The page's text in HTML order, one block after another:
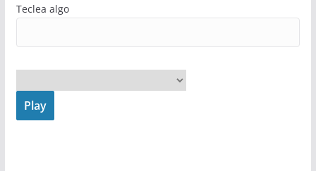
Teclea algo
Play